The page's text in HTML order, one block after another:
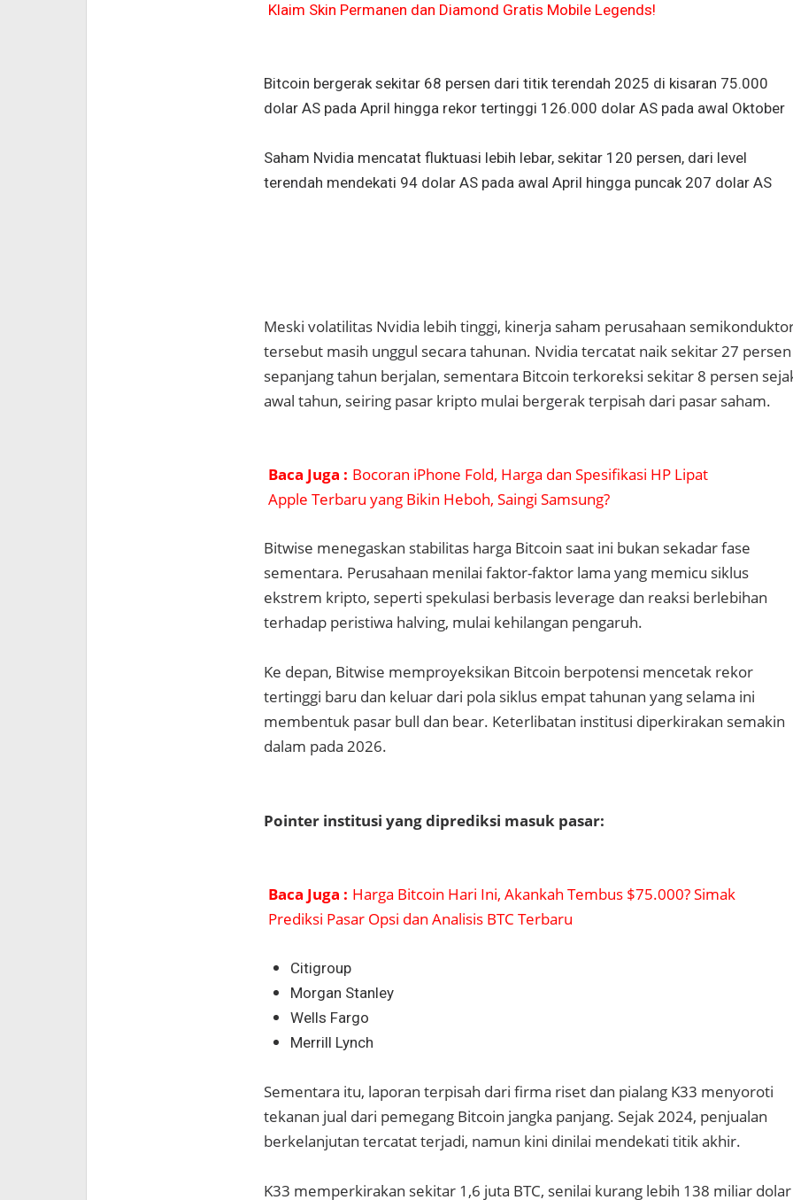
Klaim Skin Permanen dan Diamond Gratis Mobile Legends!
Bitcoin bergerak sekitar 68 persen dari titik terendah 2025 di kisaran 75.000
dolar AS pada April hingga rekor tertinggi 126.000 dolar AS pada awal Oktober
Saham Nvidia mencatat fluktuasi lebih lebar, sekitar 120 persen, dari level
terendah mendekati 94 dolar AS pada awal April hingga puncak 207 dolar AS
Meski volatilitas Nvidia lebih tinggi, kinerja saham perusahaan
tersebut masih unggul secara tahunan. Nvidia tercatat naik sekitar 27 persen
sepanjang tahun berjalan, sementara Bitcoin terkoreksi sekitar 8 persen
awal tahun, seiring pasar kripto mulai bergerak terpisah dari pasar saham.
Baca Juga : Bocoran iPhone Fold, Harga dan Spesifikasi HP Lipat
Apple Terbaru yang Bikin Heboh, Saingi Samsung?
Bitwise menegaskan stabilitas harga Bitcoin saat ini bukan sekadar fase
sementara. Perusahaan menilai faktor-faktor lama yang memicu siklus
ekstrem kripto, seperti spekulasi berbasis leverage dan reaksi berlebihan
terhadap peristiwa halving, mulai kehilangan pengaruh.
Ke depan, Bitwise memproyeksikan Bitcoin berpotensi mencetak rekor
tertinggi baru dan keluar dari pola siklus empat tahunan yang selama ini
membentuk pasar bull dan bear. Keterlibatan institusi diperkirakan semakin
dalam pada 2026.
Pointer institusi yang diprediksi masuk pasar:
Baca Juga : Harga Bitcoin Hari Ini, Akankah Tembus $75.000? Simak
Prediksi Pasar Opsi dan Analisis BTC Terbaru
Citigroup
Morgan Stanley
Wells Fargo
Merrill Lynch
Sementara itu, laporan terpisah dari firma riset dan pialang K33 menyoroti
tekanan jual dari pemegang Bitcoin jangka panjang. Sejak 2024, penjualan
berkelanjutan tercatat terjadi, namun kini dinilai mendekati titik akhir.
K33 memperkirakan sekitar 1,6 juta BTC, senilai kurang lebih 138 miliar dolar